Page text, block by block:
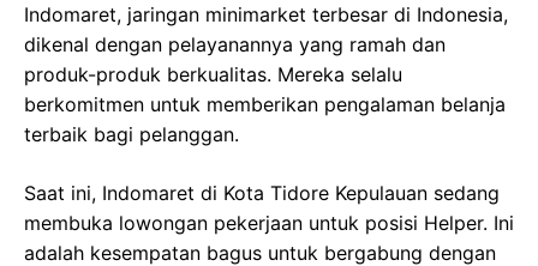
Indomaret, jaringan minimarket terbesar di Indonesia,
dikenal dengan pelayanannya yang ramah dan
produk-produk berkualitas. Mereka selalu
berkomitmen untuk memberikan pengalaman belanja
terbaik bagi pelanggan.
Saat ini, Indomaret di Kota Tidore Kepulauan sedang
membuka lowongan pekerjaan untuk posisi Helper. Ini
adalah kesempatan bagus untuk bergabung dengan